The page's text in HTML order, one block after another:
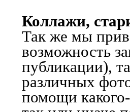
Коллажи,
Так же мы
возможность
публикации),
различных
помощи